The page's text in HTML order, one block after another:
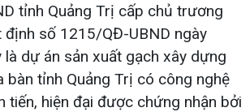
tỉnh Quảng Trị cấp chủ trương
định số 1215/QĐ-UBND ngày
dự án sản xuất gạch xây dựng
bàn tỉnh Quảng Trị có công nghệ
tiến, hiện đại được chứng nhận bởi